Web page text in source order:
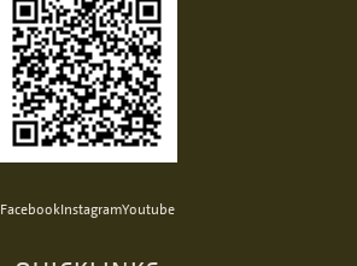
FacebookInstagramYoutube